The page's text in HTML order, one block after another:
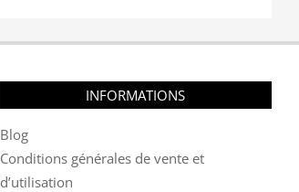
INFORMATIONS
Blog
Conditions générales de vente et
d’utilisation